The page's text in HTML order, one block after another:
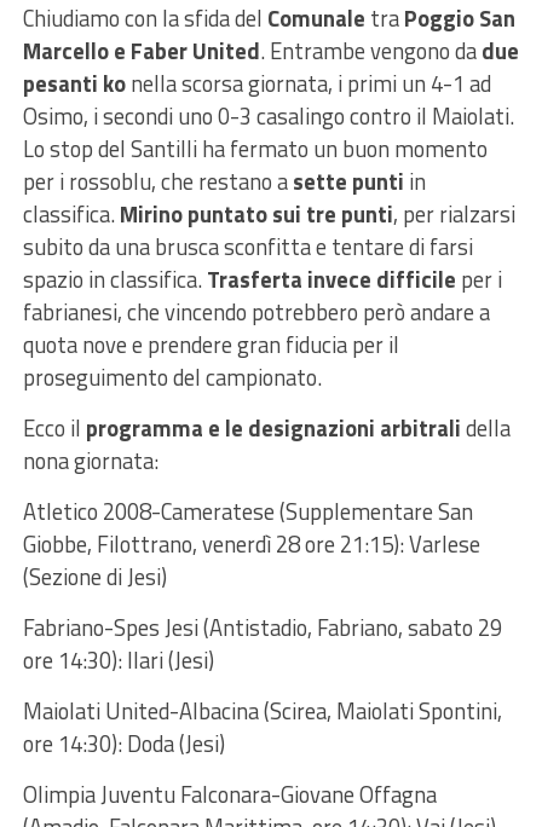
Chiudiamo con la sfida del Comunale traPoggio San
Marcello e Faber United. Entrambe vengono dadue
pesanti konella scorsa giornata, i primi un 4-1 ad
Osimo, i secondi uno 0-3 casalingo contro il Maiolati.
Lo stop del Santilli ha fermato un buon momento
per i rossoblu, che restano asette punti in
classifica.Mirino puntato sui tre punti, per rialzarsi
subito da una brusca sconfitta e tentare di farsi
spazio in classifica.Trasferta invece difficile per i
fabrianesi, che vincendo potrebbero però andare a
quota nove e prendere gran fiducia per il
proseguimento del campionato.
Ecco il programma e le designazioni arbitralidella
nona giornata:
Atletico 2008-Cameratese (Supplementare San
Giobbe, Filottrano, venerdì 28 ore 21:15): Varlese
(Sezione di Jesi)
Fabriano-Spes Jesi (Antistadio, Fabriano, sabato 29
ore 14:30): Ilari (Jesi)
Maiolati United-Albacina (Scirea, Maiolati Spontini,
ore 14:30): Doda (Jesi)
Olimpia Juventu Falconara-Giovane Offagna